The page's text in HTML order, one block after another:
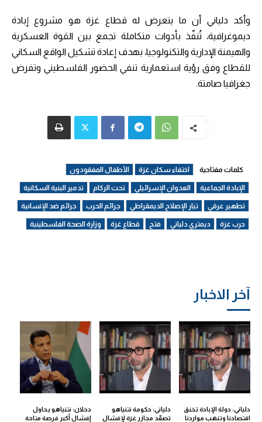
آخر الاخبار
دلياني: دولة الإبادة تخنق
اقتصادنا وتنهب مواردنا
دلياني: حكومة نتنياهو
تصعّد مجازر غزة لإفشال
دحلان: نتنياهو يحاول
إفشال أكبر فرصة متاحة
وأكد دلياني أن ما يتعرض له قطاع غزة هو مشروع إبادة
ديموغرافية، تُنفّذ بأدوات متكاملة تجمع بين القوة العسكرية
والهيمنة الإدارية والتكنولوجيا، بهدف إعادة تشكيل الواقع السكاني
للقطاع وفق رؤية استعمارية تنفي الحضور الفلسطيني وتفرض
جغرافيا صامتة.
كلمات مفتاحية اختفاء سكان غزة الأطفال المفقودون
الإبادة الجماعية العدوان الإسرائيلي تحت الركام تدمير البنية السكانية
تطهير عرقي تيار الإصلاح الديمقراطي جرائم الحرب جرائم ضد الإنسانية
حرب غزة ديمتري دلياني فتح قطاع غزة وزارة الصحة الفلسطينية